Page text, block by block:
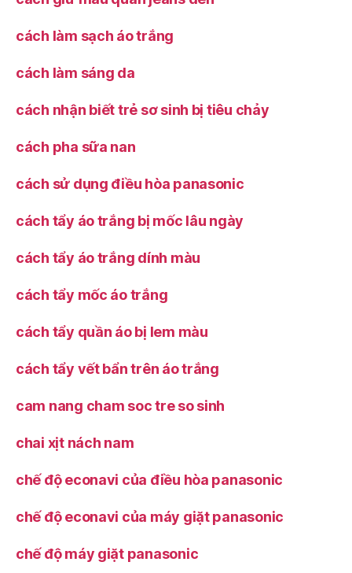
cách làm sạch áo trắng
cách làm sáng da
cách nhận biết trẻ sơ sinh bị tiêu chảy
cách pha sữa nan
cách sử dụng điều hòa panasonic
cách tẩy áo trắng bị mốc lâu ngày
cách tẩy áo trắng dính màu
cách tẩy mốc áo trắng
cách tẩy quần áo bị lem màu
cách tẩy vết bẩn trên áo trắng
cam nang cham soc tre so sinh
chai xịt nách nam
chế độ econavi của điều hòa panasonic
chế độ econavi của máy giặt panasonic
chế độ máy giặt panasonic